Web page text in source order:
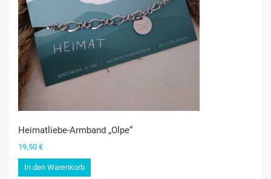
Heimatliebe-Armband „Olpe“
19,50 €
In den Warenkorb